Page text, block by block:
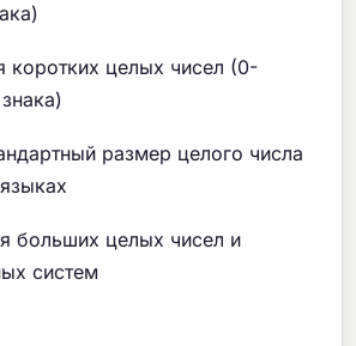
коротких целых чисел (0-
размер целого числа
больших целых чисел и
систем